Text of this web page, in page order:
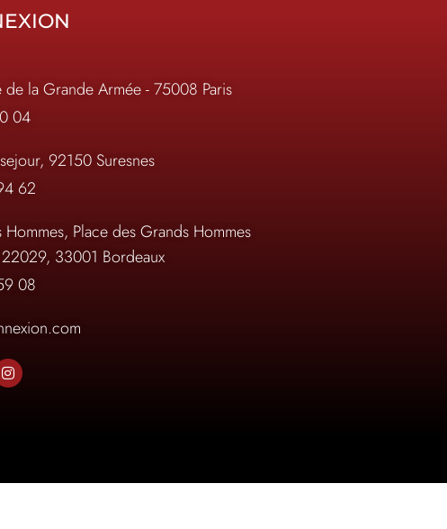
la Grande Armée - 75008 Paris
04
92150 Suresnes
62
Place des Grands Hommes
33001 Bordeaux
08